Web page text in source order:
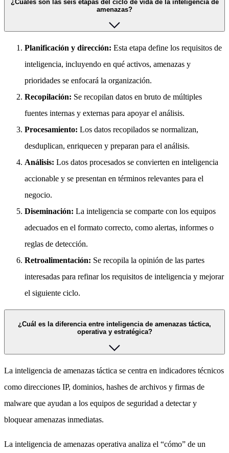
¿Cuáles son las seis etapas del ciclo de vida de la inteligencia de
amenazas?
Planificación y dirección: Esta etapa define los requisitos de
inteligencia, incluyendo en qué activos, amenazas y
prioridades se enfocará la organización.
Recopilación: Se recopilan datos en bruto de múltiples
fuentes internas y externas para apoyar el análisis.
Procesamiento: Los datos recopilados se normalizan,
desduplican, enriquecen y preparan para el análisis.
Análisis: Los datos procesados se convierten en inteligencia
accionable y se presentan en términos relevantes para el
negocio.
Diseminación: La inteligencia se comparte con los equipos
adecuados en el formato correcto, como alertas, informes o
reglas de detección.
Retroalimentación: Se recopila la opinión de las partes
interesadas para refinar los requisitos de inteligencia y mejorar
el siguiente ciclo.
¿Cuál es la diferencia entre inteligencia de amenazas táctica,
operativa y estratégica?
La inteligencia de amenazas táctica se centra en indicadores técnicos
como direcciones IP, dominios, hashes de archivos y firmas de
malware que ayudan a los equipos de seguridad a detectar y
bloquear amenazas inmediatas.
La inteligencia de amenazas operativa analiza el “cómo” de un